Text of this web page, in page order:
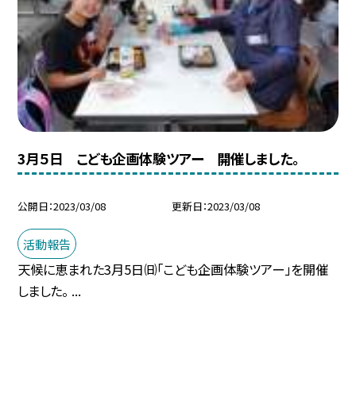
3月５日 こども企画体験ツアー 開催しました。
公開日 2023/03/08 更新日 2023/03/08
活動報告
天候に恵まれた3月5日㈰「こども企画体験ツアー」を開催
しました。 ...